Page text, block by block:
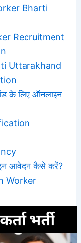
Bharti
Recruitment
Uttarakhand
के लिए ऑनलाइन
आवेदन कैसे करें?
Worker